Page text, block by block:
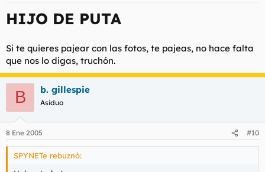
HIJO DE PUTA
Si te quieres pajear con las fotos, te pajeas, no hace falta
que nos lo digas, truchón.
B b. gillespie
Asiduo
8 Ene 2005 #10
SPYNETe rebuznó: